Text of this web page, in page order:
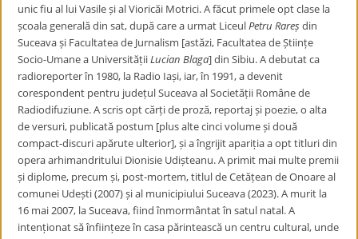
unic fiu al luiVasile și al Vioricăi Motrici. A făcut primele opt clase la
școala generală dinsat, după care a urmat LiceulPetru Rareșdin
Suceavași Facultatea de Jurnalism [astăzi, Facultatea de Științe
Socio-Umane a UniversitățiiLucian Blaga] dinSibiu.A debutat ca
radioreporter în 1980, la Radio Iași, iar, în 1991, a devenit
corespondent pentru județulSuceavaal Societății Române de
Radiodifuziune.A scris opt cărți de proză, reportaj și poezie, o alta
de versuri, publicată postum [plus alte cinci volume și două
compact-discuri apărute ulterior], și a îngrijit apariția a opt titluri din
opera arhimandritului Dionisie Udișteanu. A primit mai multe premii
și diplome, precum și, post-mortem, titlul de Cetățean de Onoare al
comunei Udești (2007) și al municipiului Suceava (2023).A murit la
16 mai 2007, la Suceava, fiind înmormântat în satul natal. A
intenționat să înființeze în casa părintească un centru cultural, unde